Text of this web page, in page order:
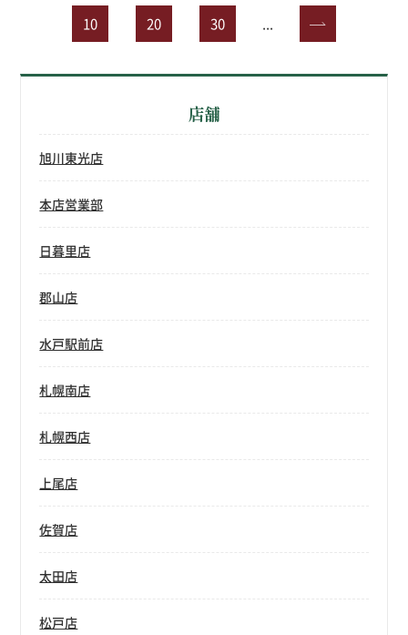
10 20 30 ... »
店舗
旭川東光店
本店営業部
日暮里店
郡山店
水戸駅前店
札幌南店
札幌西店
上尾店
佐賀店
太田店
松戸店